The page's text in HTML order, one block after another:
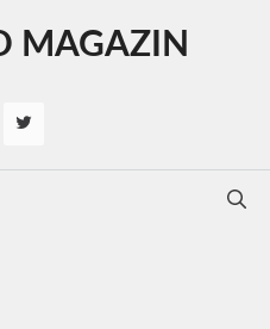
MAGAZIN